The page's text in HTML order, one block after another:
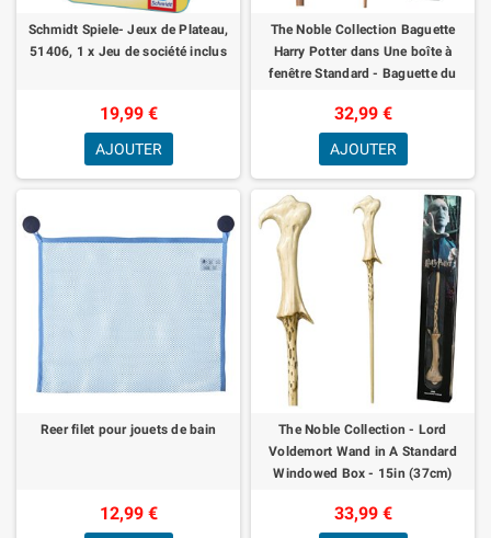
Schmidt Spiele- Jeux de Plateau,
51406, 1 x Jeu de société inclus
19,99 €
AJOUTER
The Noble Collection Baguette
Harry Potter dans Une boîte à
fenêtre Standard - Baguette du
32,99 €
AJOUTER
Reer filet pour jouets de bain
12,99 €
The Noble Collection - Lord
Voldemort Wand in A Standard
Windowed Box - 15in (37cm)
Potter Film Set
33,99 €